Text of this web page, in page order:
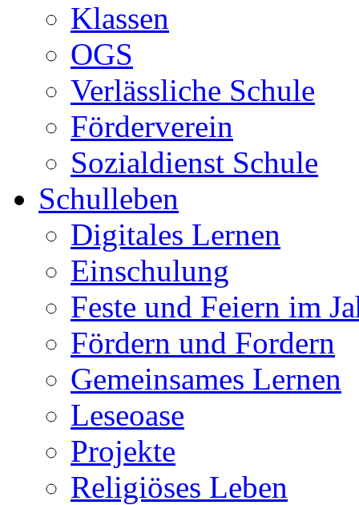
Klassen
OGS
Verlässliche Schule
Förderverein
Sozialdienst Schule
Schulleben
Digitales Lernen
Einschulung
Feste und Feiern im
Fördern und Fordern
Gemeinsames Lernen
Leseoase
Projekte
Religiöses Leben